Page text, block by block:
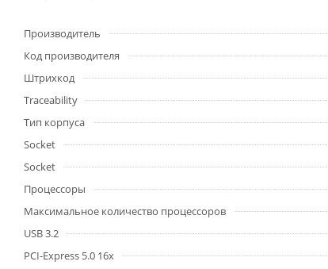
Производитель
Код производителя
Штрихкод
Traceability
Тип корпуса
Socket
Socket
Процессоры
Максимальное количество процессоров
USB 3.2
PCI-Express 5.0 16x